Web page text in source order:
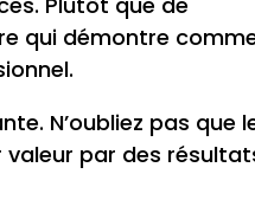
qui démontre
N’oubliez pas que
par des